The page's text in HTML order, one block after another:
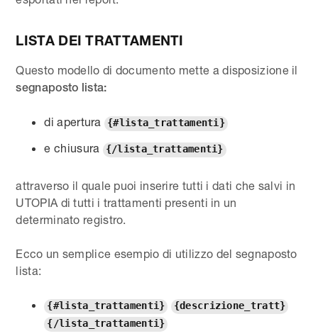
LISTA DEI TRATTAMENTI
Questo modello di documento mette a disposizione il
segnaposto lista:
di apertura {#lista_trattamenti}
e chiusura {/lista_trattamenti}
attraverso il quale puoi inserire tutti i dati che salvi in
UTOPIA di tutti i trattamenti presenti in un
determinato registro.
Ecco un semplice esempio di utilizzo del segnaposto
lista:
{#lista_trattamenti}
{descrizione_tratt}
{/lista_trattamenti}